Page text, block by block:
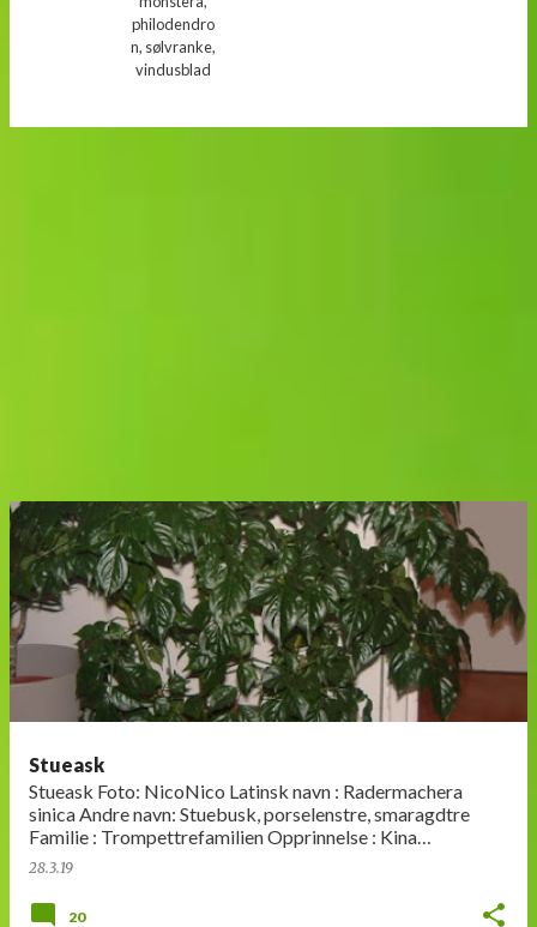
philodendro
n, sølvranke,
vindusblad
Stueask
Stueask Foto: NicoNico Latinsk navn : Radermachera
sinica Andre navn: Stuebusk, porselenstre, smaragdtre
Familie : Trompettrefamilien Opprinnelse : Kina
Hardførhet : Tåler ikke f…
28.3.19
20